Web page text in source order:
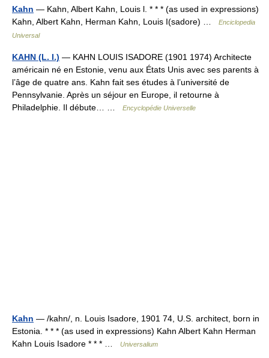
Kahn — Kahn, Albert Kahn, Louis l. * * * (as used in expressions)
Kahn, Albert Kahn, Herman Kahn, Louis I(sadore) …
Enciclopedia
Universal
KAHN (L. I.) — KAHN LOUIS ISADORE (1901 1974) Architecte
américain né en Estonie, venu aux États Unis avec ses parents à
l’âge de quatre ans. Kahn fait ses études à l’université de
Pennsylvanie. Après un séjour en Europe, il retourne à
Philadelphie. Il débute… …
Encyclopédie Universelle
Kahn — /kahn/, n. Louis Isadore, 1901 74, U.S. architect, born in
Estonia. * * * (as used in expressions) Kahn Albert Kahn Herman
Kahn Louis Isadore * * * …
Universalium